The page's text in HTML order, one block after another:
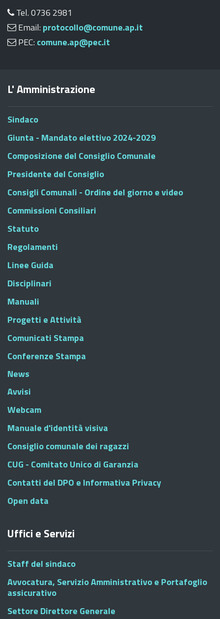
Tel. 0736 2981
Email: protocollo@comune.ap.it
PEC: comune.ap@pec.it
L' Amministrazione
Sindaco
Giunta - Mandato elettivo 2024-2029
Composizione del Consiglio Comunale
Presidente del Consiglio
Consigli Comunali - Ordine del giorno e video
Commissioni Consiliari
Statuto
Regolamenti
Linee Guida
Disciplinari
Manuali
Progetti e Attività
Comunicati Stampa
Conferenze Stampa
News
Avvisi
Webcam
Manuale d'identità visiva
Consiglio comunale dei ragazzi
CUG - Comitato Unico di Garanzia
Contatti del DPO e Informativa Privacy
Open data
Uffici e Servizi
Staff del sindaco
Avvocatura, Servizio Amministrativo e Portafoglio
assicurativo
Settore Direttore Generale